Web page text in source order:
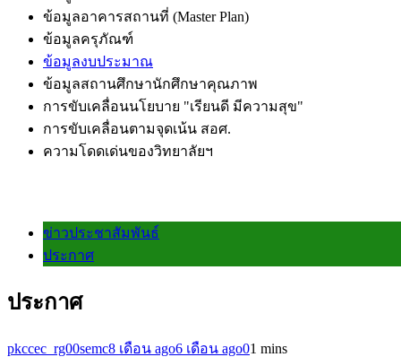
ข้อมูลอาคารสถานที่ (Master Plan)
ข้อมูลครุภัณฑ์
ข้อมูลงบประมาณ
ข้อมูลสถานศึกษานักศึกษาคุณภาพ
การขับเคลื่อนนโยบาย "เรียนดี มีความสุข"
การขับเคลื่อนตามจุดเน้น สอศ.
ความโดดเด่นของวิทยาลัยฯ
ข่าวประชาสัมพันธ์
ประกาศ
ประกาศ
pkccec_rg00semc8 เดือน ago6 เดือน ago01 mins